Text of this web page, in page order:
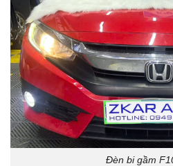
Đèn bi gầm